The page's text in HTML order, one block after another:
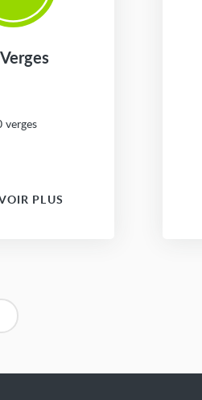
verges
PLUS